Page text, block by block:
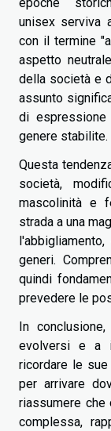
unisex serviva
con il termine
aspetto
della società e
assunto
di
genere stabilite.
Questa
società,
mascolinità e
strada a una
generi.
quindi
prevedere le
In
evolversi e a
ricordare le
per arrivare
riassumere che
complessa,